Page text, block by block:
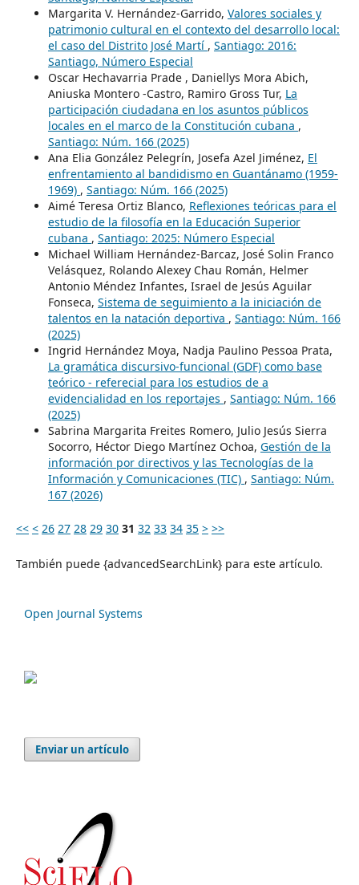
Margarita V. Hernández-Garrido, Valores sociales y
patrimonio cultural en el contexto del desarrollo local:
el caso del Distrito José Martí , Santiago: 2016:
Santiago, Número Especial
Oscar Hechavarria Prade , Daniellys Mora Abich,
Aniuska Montero -Castro, Ramiro Gross Tur, La
participación ciudadana en los asuntos públicos
locales en el marco de la Constitución cubana ,
Santiago: Núm. 166 (2025)
Ana Elia González Pelegrín, Josefa Azel Jiménez, El
enfrentamiento al bandidismo en Guantánamo (1959-
1969) , Santiago: Núm. 166 (2025)
Aimé Teresa Ortiz Blanco, Reflexiones teóricas para el
estudio de la filosofía en la Educación Superior
cubana , Santiago: 2025: Número Especial
Michael William Hernández-Barcaz, José Solin Franco
Velásquez, Rolando Alexey Chau Román, Helmer
Antonio Méndez Infantes, Israel de Jesús Aguilar
Fonseca, Sistema de seguimiento a la iniciación de
talentos en la natación deportiva , Santiago: Núm. 166
(2025)
Ingrid Hernández Moya, Nadja Paulino Pessoa Prata,
La gramática discursivo-funcional (GDF) como base
teórico - referecial para los estudios de a
evidencialidad en los reportajes , Santiago: Núm. 166
(2025)
Sabrina Margarita Freites Romero, Julio Jesús Sierra
Socorro, Héctor Diego Martínez Ochoa, Gestión de la
información por directivos y las Tecnologías de la
Información y Comunicaciones (TIC) , Santiago: Núm.
167 (2026)
<< < 26 27 28 29 30 31 32 33 34 35 > >>
También puede {advancedSearchLink} para este artículo.
Open Journal Systems
Enviar un artículo